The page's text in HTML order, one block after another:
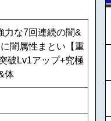
力な7回連続の闇&
闇属性まとい【重
破Lv1アップ+究極
体